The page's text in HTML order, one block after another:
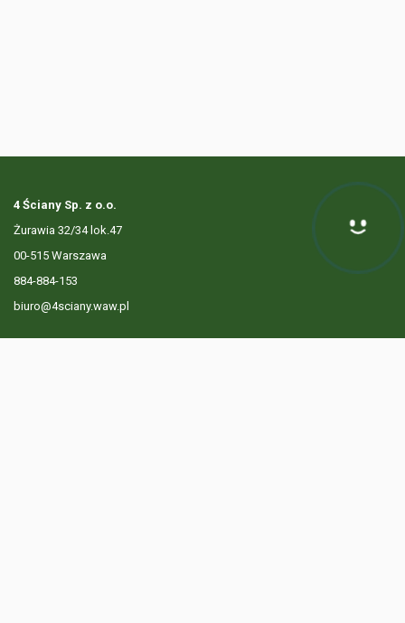
4 Ściany Sp. z o.o.
Żurawia 32/34 lok.47
00-515 Warszawa
884-884-153
biuro@4sciany.waw.pl